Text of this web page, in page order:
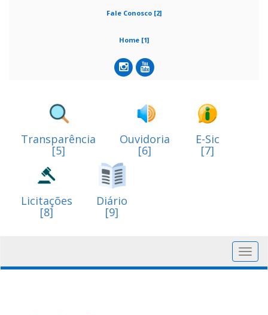
Fale Conosco [2]
Home [1]
Transparência
[5]
Ouvidoria
[6]
E-Sic
[7]
Licitações
[8]
Diário
[9]